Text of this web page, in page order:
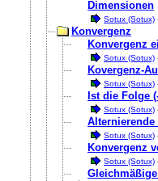
Dimensionen
Sotux (Sotux)
Konvergenz
Konvergenz
Sotux (Sotux)
Kovergenz-
Sotux (Sotux)
Ist die Folge
Sotux (Sotux)
Alternierende
Sotux (Sotux)
Konvergenz
Sotux (Sotux)